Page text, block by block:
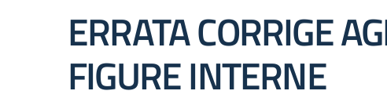
ERRATA CORRIGE
FIGURE INTERNE